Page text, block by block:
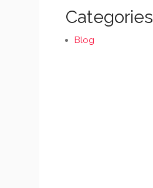
Categories
Blog